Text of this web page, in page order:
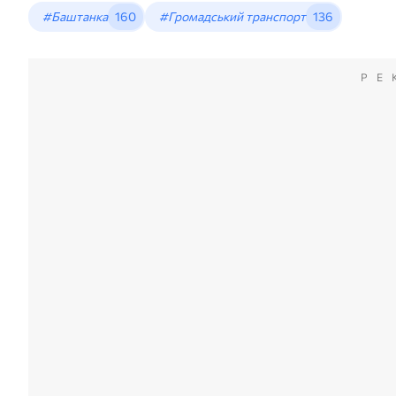
#Баштанка 160 #Громадський транспорт 136